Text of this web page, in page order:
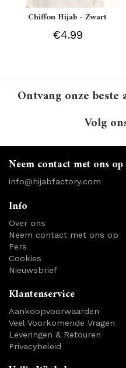
Chiffon Hijab - Zwart
€4.99
Ontvang onze
Volg
Neem contact met ons op
info@hijabfactory.com
Info
Over ons
Neem contact met ons op
Pers
Cookies
Nieuwsbrief
Klantenservice
Aankoopvoorwaarden
Veel Voorkomende Vragen
Leveringen & Retouren
Privacybeleid